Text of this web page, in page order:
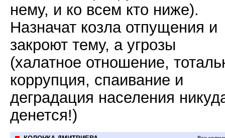
нему, и ко всем кто ниже).
Назначат козла отпущения и
закроют тему, а угрозы
(халатное отношение,
коррупция, спаивание и
деградация населения
денется!)